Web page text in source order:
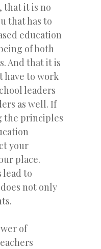
that it is no
that has to
education
of both
And that it is
have to work
leaders
as well. If
the principles
your
place.
lead to
not only
of